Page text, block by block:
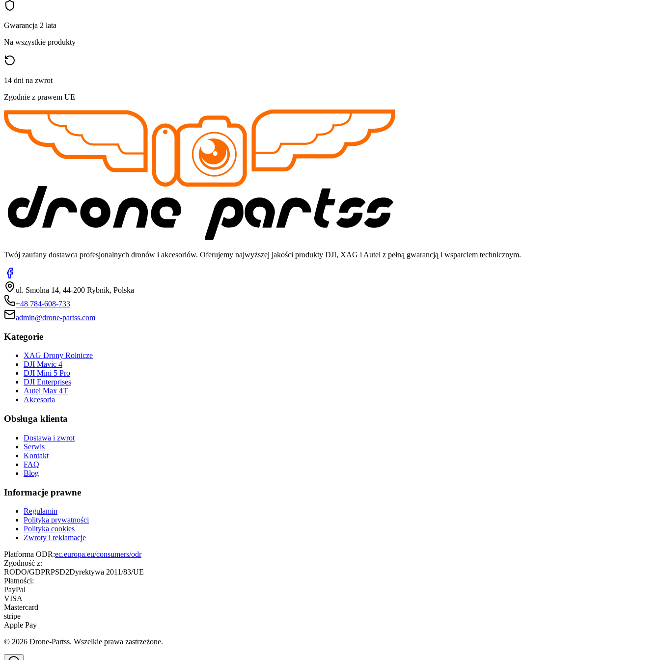
Gwarancja 2 lata
Na wszystkie produkty
14 dni na zwrot
Zgodnie z prawem UE
Twój zaufany dostawca profesjonalnych dronów i akcesoriów. Oferujemy najwyższej jakości produkty DJI, XAG i Autel z pełną gwarancją i wsparciem technicznym.
ul. Smolna 14, 44-200 Rybnik, Polska
+48 784-608-733
admin@drone-partss.com
Kategorie
XAG Drony Rolnicze
DJI Mavic 4
DJI Mini 5 Pro
DJI Enterprises
Autel Max 4T
Akcesoria
Obsługa klienta
Dostawa i zwrot
Serwis
Kontakt
FAQ
Blog
Informacje prawne
Regulamin
Polityka prywatności
Polityka cookies
Zwroty i reklamacje
Platforma ODR:ec.europa.eu/consumers/odr
Zgodność z:
RODO/GDPRPSD2Dyrektywa 2011/83/UE
Płatności:
PayPal
VISA
Mastercard
stripe
Apple Pay
© 2026 Drone-Partss. Wszelkie prawa zastrzeżone.